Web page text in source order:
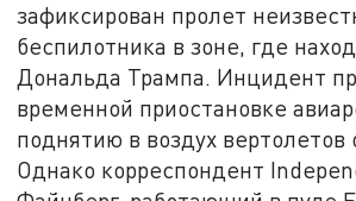
зафиксирован пролет
беспилотника в зоне, где
Дональда Трампа. Инцидент
временной приостановке
поднятию в воздух вертолетов
Однако корреспондент